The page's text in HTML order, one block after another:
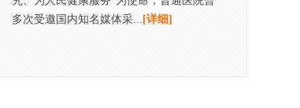
多次受邀国内知名媒体采... [详细]